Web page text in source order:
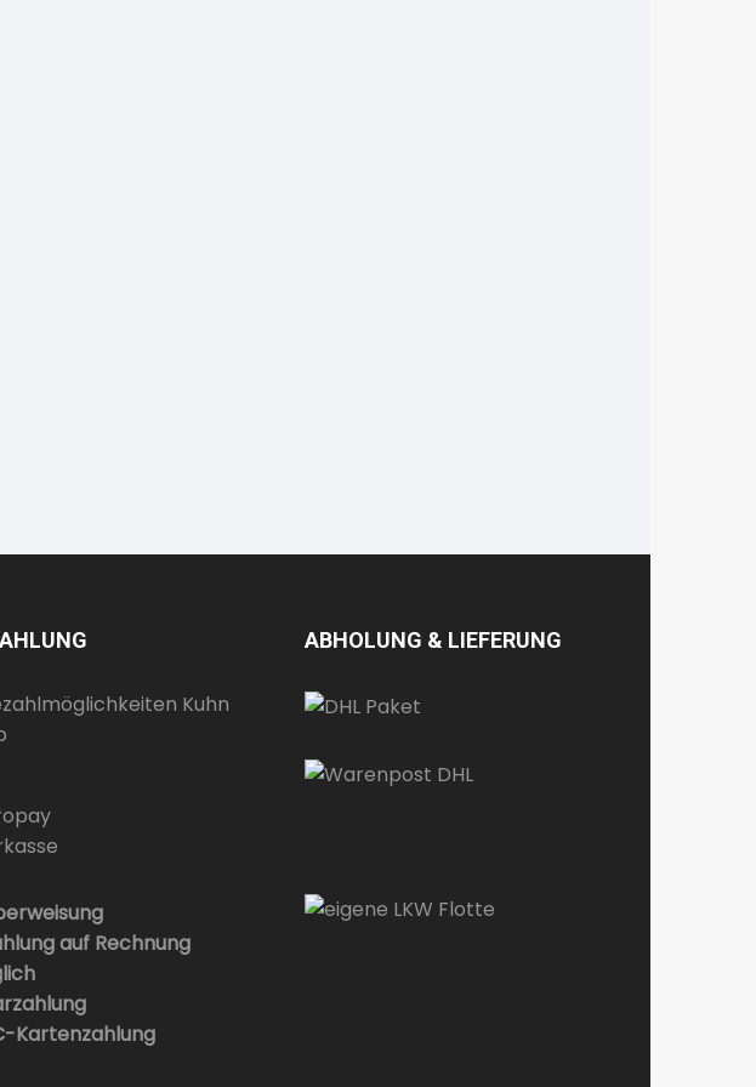
auf Rechnung
Kartenzahlung
ABHOLUNG & LIEFERUNG